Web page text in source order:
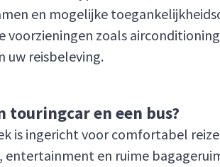
en mogelijke
voorzieningen zoals
uw reisbeleving.
touringcar en een bus?
is ingericht voor comfortabel
en ruime